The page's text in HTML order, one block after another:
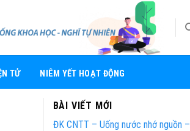
TỬ NIÊM YẾT HOẠT ĐỘNG
BÀI VIẾT MỚI
ĐK CNTT – Uống nước nhớ nguồn –